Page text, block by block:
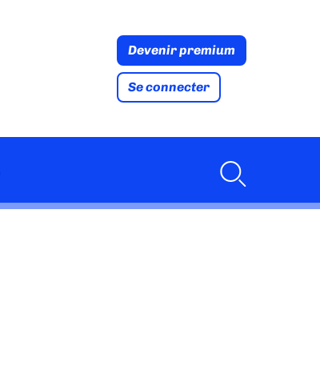
Devenir premium
Se connecter